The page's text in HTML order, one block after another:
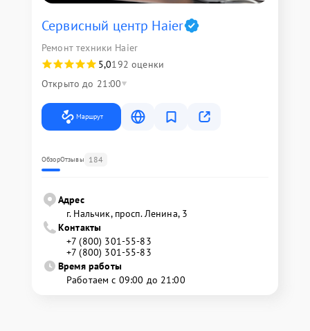
Сервисный центр Haier
Ремонт техники Haier
5,0192 оценки
Открыто до 21:00
Маршрут
ОбзорОтзывы 184
Адрес
г. Нальчик, просп. Ленина, 3
Контакты
+7 (800) 301-55-83
+7 (800) 301-55-83
Время работы
Работаем с 09:00 до 21:00